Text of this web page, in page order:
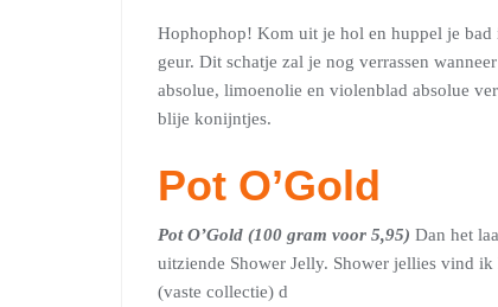
Hophophop! Kom uit je hol en huppel je
geur. Dit schatje zal je nog verrassen
absolue, limoenolie en violenblad absolue
blije konijntjes.
Pot O’Gold
Pot O’Gold (100 gram voor 5,95) Dan het
uitziende Shower Jelly. Shower jellies vind
(vaste collectie) d